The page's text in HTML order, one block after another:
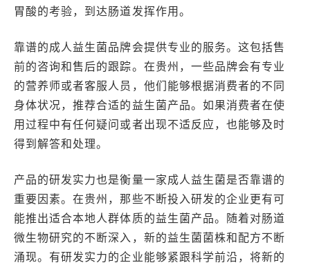
胃酸的考验，到达肠道发挥作用。
靠谱的成人益生菌品牌会提供专业的服务。这包括售
前的咨询和售后的跟踪。在贵州，一些品牌会有专业
的营养师或者客服人员，他们能够根据消费者的不同
身体状况，推荐合适的益生菌产品。如果消费者在使
用过程中有任何疑问或者出现不适反应，也能够及时
得到解答和处理。
产品的研发实力也是衡量一家成人益生菌是否靠谱的
重要因素。在贵州，那些不断投入研发的企业更有可
能推出适合本地人群体质的益生菌产品。随着对肠道
微生物研究的不断深入，新的益生菌菌株和配方不断
涌现。有研发实力的企业能够紧跟科学前沿，将新的